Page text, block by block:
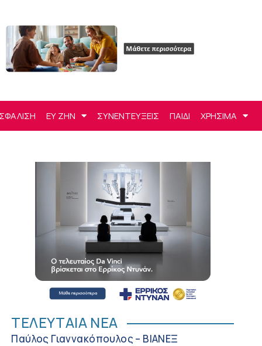
ΕΥ ΖΗΝ ΣΥΝΕΝΤΕΥΞΕΙΣ ΠΑΙΔΙ ΧΡΗΣΙΜΑ
ΤΕΛΕΥΤΑΙΑ ΝΕΑ
Παύλος Γιαννακόπουλος – ΒΙΑΝΕΞ